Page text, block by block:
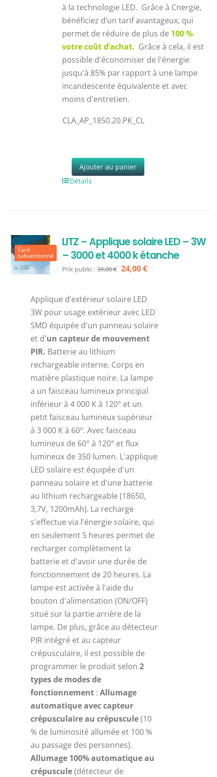
à la technologie LED. Grâce à Cnergie,
bénéficiez d’un tarif avantageux, qui
permet de réduire de plus de 100 %
votre coût d’achat. Grâce à cela, il est
possible d'économiser de l'énergie
jusqu'à 85% par rapport à une lampe
incandescente équivalente et avec
moins d'entretien.
CLA_AP_1850.20.PK_CL
Ajouter au panier
Détails
Tarif
subventionné
LITZ – Applique solaire LED – 3W
– 3000 et 4000 k étanche
Prix public : 39,00€ Le
initial
39,00 €.
24,00€Le
est :
24,00 €.
Applique d’extérieur solaire LED
3W pour usage extérieur avec LED
SMD équipée d'un panneau solaire
et d'un capteur de mouvement
PIR. Batterie au lithium
rechargeable interne. Corps en
matière plastique noire. La lampe
a un faisceau lumineux principal
inférieur à 4 000 K à 120° et un
petit faisceau lumineux supérieur
à 3 000 K à 60°. Avec faisceau
lumineux de 60° à 120° et flux
lumineux de 350 lumen. L'applique
LED solaire est équipée d'un
panneau solaire et d'une batterie
au lithium rechargeable (18650,
3,7V, 1200mAh). La recharge
s'effectue via l'énergie solaire, qui
en seulement 5 heures permet de
recharger complètement la
batterie et d'avoir une durée de
fonctionnement de 20 heures. La
lampe est activée à l'aide du
bouton d'alimentation (ON/OFF)
situé sur la partie arrière de la
lampe. De plus, grâce au détecteur
PIR intégré et au capteur
crépusculaire, il est possible de
programmer le produit selon2
types de modes de
fonctionnement :Allumage
automatique avec capteur
crépusculaire au crépuscule(10
% de luminosité allumée et 100 %
au passage des personnes).
Allumage 100% automatique au
crépuscule(détecteur de